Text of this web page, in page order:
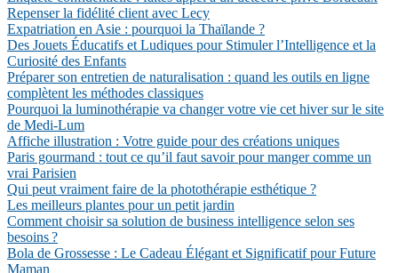
Repenser la fidélité client avec Lecy
Expatriation en Asie : pourquoi la Thaïlande ?
Des Jouets Éducatifs et Ludiques pour Stimuler l’Intelligence et la
Curiosité des Enfants
Préparer son entretien de naturalisation : quand les outils en ligne
complètent les méthodes classiques
Pourquoi la luminothérapie va changer votre vie cet hiver sur le site
de Medi-Lum
Affiche illustration : Votre guide pour des créations uniques
Paris gourmand : tout ce qu’il faut savoir pour manger comme un
vrai Parisien
Qui peut vraiment faire de la photothérapie esthétique ?
Les meilleurs plantes pour un petit jardin
Comment choisir sa solution de business intelligence selon ses
besoins ?
Bola de Grossesse : Le Cadeau Élégant et Significatif pour Future
Maman